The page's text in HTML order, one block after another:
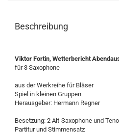
Beschreibung
Viktor Fortin, Wetterbericht
für 3 Saxophone
aus der Werkreihe für Bläser
Spiel in kleinen Gruppen
Herausgeber: Hermann Regner
Besetzung: 2 Alt-Saxophone und
Partitur und Stimmensatz